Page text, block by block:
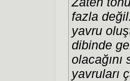
fazla
yavru
dibinde
yavruları